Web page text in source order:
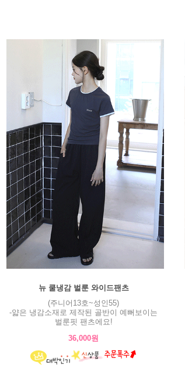
뉴 쿨냉감 벌룬 와이드팬츠
(주니어13호~성인55)
-얇은 냉감소재로 제작된 골반이 예뻐보이는
벌룬핏 팬츠에요!
36,000원